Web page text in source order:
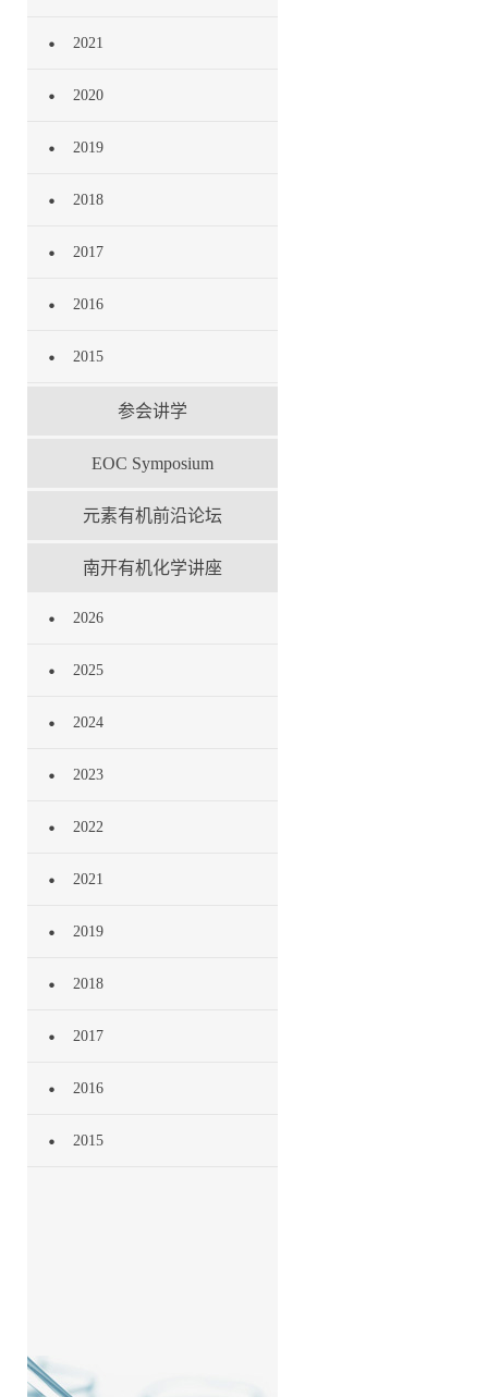
2021
2020
2019
2018
2017
2016
2015
参会讲学
EOC Symposium
元素有机前沿论坛
南开有机化学讲座
2026
2025
2024
2023
2022
2021
2019
2018
2017
2016
2015